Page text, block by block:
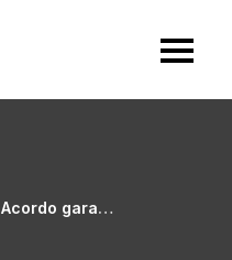
Acordo garante continuidade dos atendimentos pelo IPE Saúde; SIMPE-RS teve atuação no processo